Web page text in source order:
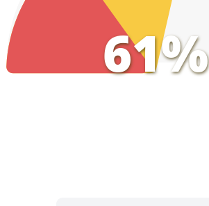
61%